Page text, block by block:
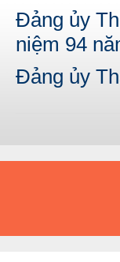
Đảng ủy
niệm 94
Đảng ủy